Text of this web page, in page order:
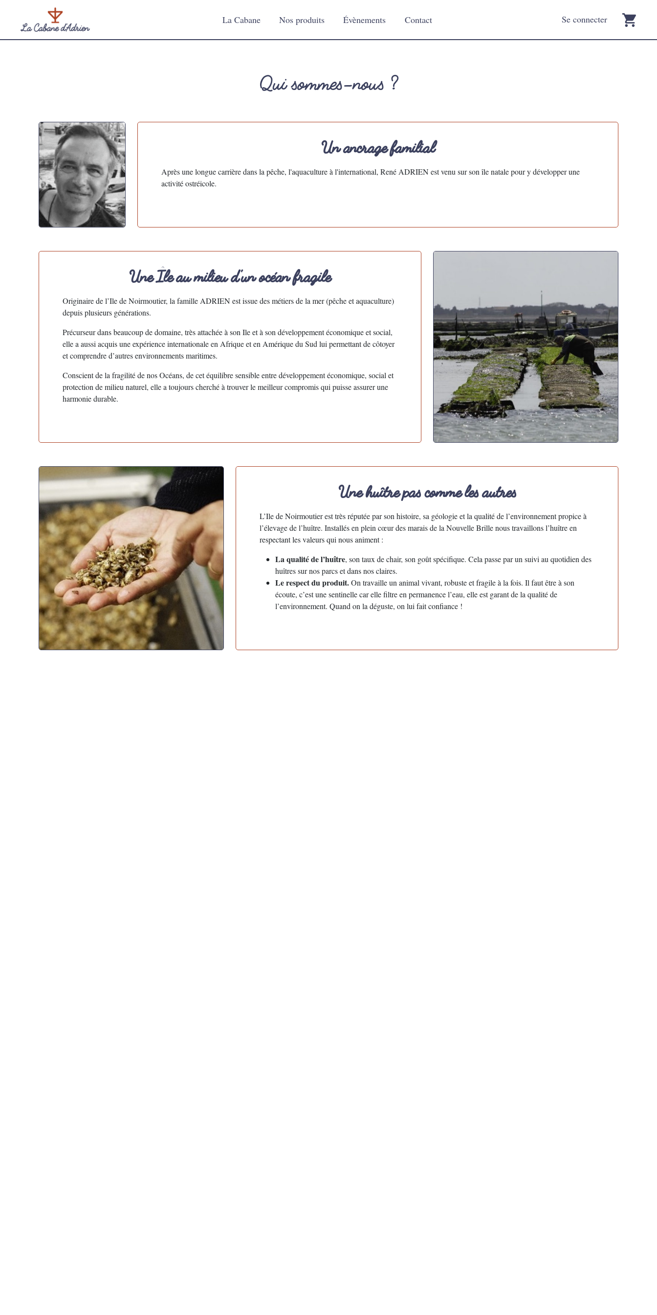
La Cabane Nos produits Évènements Contact Se connecter
Qui sommes-nous ?
Un ancrage familial
Après une longue carrière dans la pêche, l'aquaculture à l'international, René ADRIEN est venu sur son île natale pour y développer une
activité ostréicole.
Une Île au milieu d'un océan fragile
Originaire de l’Ile de Noirmoutier, la famille ADRIEN est issue des métiers de la mer (pêche et aquaculture)
depuis plusieurs générations.
Précurseur dans beaucoup de domaine, très attachée à son Ile et à son développement économique et social,
elle a aussi acquis une expérience internationale en Afrique et en Amérique du Sud lui permettant de côtoyer
et comprendre d’autres environnements maritimes.
Conscient de la fragilité de nos Océans, de cet équilibre sensible entre développement économique, social et
protection de milieu naturel, elle a toujours cherché à trouver le meilleur compromis qui puisse assurer une
harmonie durable.
Une huître pas comme les autres
L’Ile de Noirmoutier est très réputée par son histoire, sa géologie et la qualité de l’environnement propice à
l’élevage de l’huître. Installés en plein cœur des marais de la Nouvelle Brille nous travaillons l’huître en
respectant les valeurs qui nous animent :
La qualité de l’huître, son taux de chair, son goût spécifique. Cela passe par un suivi au quotidien des
huîtres sur nos parcs et dans nos claires.
Le respect du produit.On travaille un animal vivant, robuste et fragile à la fois. Il faut être à son
écoute, c’est une sentinelle car elle filtre en permanence l’eau, elle est garant de la qualité de
l’environnement. Quand on la déguste, on lui fait confiance !